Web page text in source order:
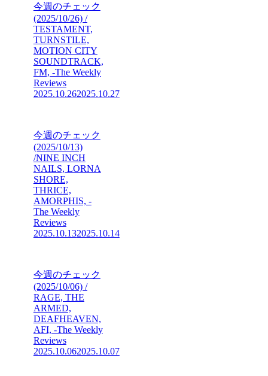
今週のチェック
(2025/10/26) /
TESTAMENT,
TURNSTILE,
MOTION CITY
SOUNDTRACK,
FM, -The Weekly
Reviews
2025.10.262025.10.27
今週のチェック
(2025/10/13)
/NINE INCH
NAILS, LORNA
SHORE,
THRICE,
AMORPHIS, -
The Weekly
Reviews
2025.10.132025.10.14
今週のチェック
(2025/10/06) /
RAGE, THE
ARMED,
DEAFHEAVEN,
AFI, -The Weekly
Reviews
2025.10.062025.10.07